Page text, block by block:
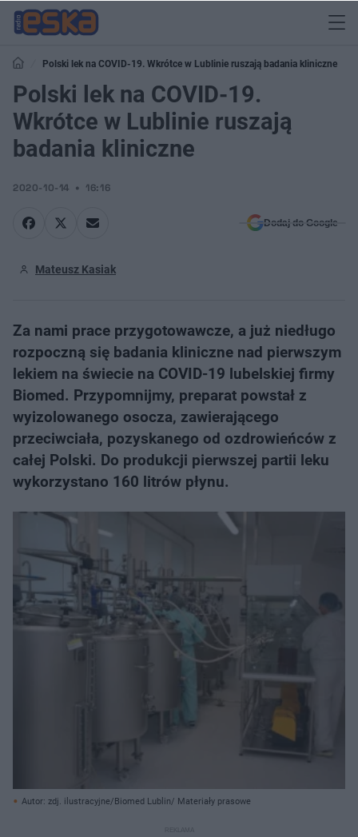
Polski lek na COVID-19. Wkrótce w Lublinie ruszają badania kliniczne
Polski lek na COVID-19.
Wkrótce w Lublinie ruszają
badania kliniczne
2020-10-14 16:16
Dodaj do Google
Mateusz Kasiak
Za nami prace przygotowawcze, a już niedługo
rozpoczną się badania kliniczne nad pierwszym
lekiem na świecie na COVID-19 lubelskiej firmy
Biomed. Przypomnijmy, preparat powstał z
wyizolowanego osocza, zawierającego
przeciwciała, pozyskanego od ozdrowieńców z
całej Polski. Do produkcji pierwszej partii leku
wykorzystano 160 litrów płynu.
Autor: zdj. ilustracyjne/Biomed Lublin/ Materiały prasowe